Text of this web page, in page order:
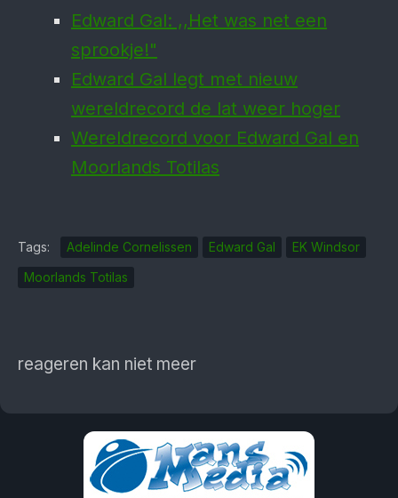
Edward Gal: ,,Het was net een
sprookje!"
Edward Gal legt met nieuw
wereldrecord de lat weer hoger
Wereldrecord voor Edward Gal en
Moorlands Totilas
Tags: Adelinde Cornelissen Edward Gal
EK Windsor
Moorlands Totilas
reageren kan niet meer